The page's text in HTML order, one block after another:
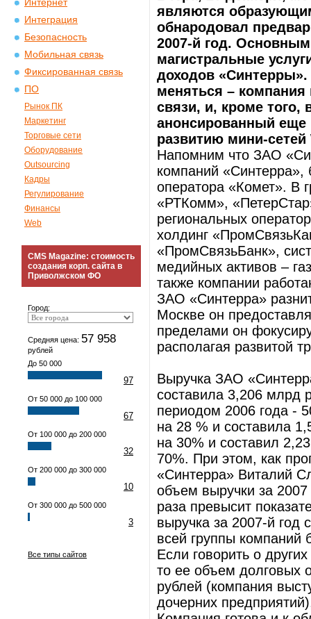
Интернет
Интеграция
Безопасность
Мобильная связь
Фиксированная связь
ПО
Рынок ПК
Маркетинг
Торговые сети
Оборудование
Outsourcing
Кадры
Регулирование
Финансы
Web
CMS Magazine: стоимость
создания корп. сайта в
Приволжском ФО
Город:
Средняя цена: 57 958
рублей
До 50 000
97
От 50 000 до 100 000
67
От 100 000 до 200 000
32
От 200 000 до 300 000
10
От 300 000 до 500 000
3
Все типы сайтов
являются
обнародовал
2007-й год.
магистральные
доходов
меняться –
связи, и, кроме того,
анонсированный еще
развитию мини-сетей
Напомним что ЗАО
компаний «Синтерра»,
оператора «Комет». В
«РТКомм»,
региональных
холдинг
«ПромСвязьБанк»,
медийных активов –
также компании
ЗАО «Синтерра»
Москве он
пределами он
располагая развитой
Выручка ЗАО
составила 3,206 млрд
периодом 2006 года -
на 28 % и составила
на 30% и составил
70%. При этом, как
«Синтерра» Виталий
объем выручки за
раза превысит
выручка за 2007-й год
всей группы компаний
Если говорить о
то ее объем долговых
рублей (компания
дочерних